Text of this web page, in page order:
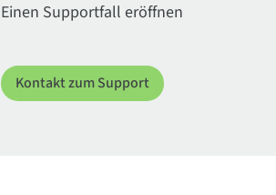
Einen Supportfall eröffnen
Kontakt zum Support